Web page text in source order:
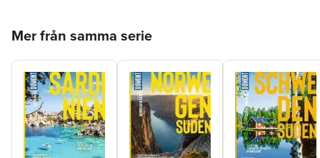
Mer från samma serie